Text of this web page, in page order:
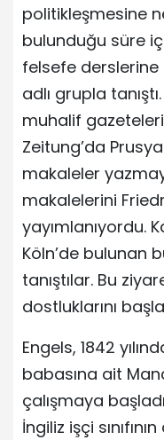
politikleşmesine
bulunduğu süre
felsefe derslerine
adlı grupla
muhalif
Zeitung’da
makaleler
makalelerini
yayımlanıyordu.
Köln’de bulunan
tanıştılar. Bu
dostluklarını
Engels, 1842
babasına ait
çalışmaya
İngiliz işçi